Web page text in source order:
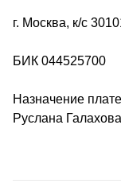
г. Москва, к/с
БИК 044525700
Назначение
Руслана